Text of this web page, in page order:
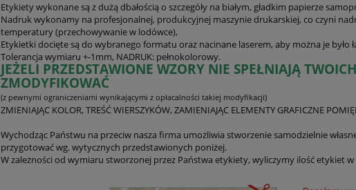
Etykiety wykonane są z dużą dbałością o szczegóły na białym, gładkim papierze
Nadruk wykonamy na profesjonalnej, produkcyjnej maszynie drukarskiej, co czyni
temperatury (przechowywanie w lodówce),
Etykietki docięte są do wybranego formatu oraz nacinane laserem, aby można je było
Tolerancja wymiaru +-1mm, NADRUK: pełnokolorowy.
JEŻELI PRZEDSTAWIONE WZORY NIE SPEŁNIAJĄ
ZMODYFIKOWAĆ
(z pewnymi ograniczeniami wynikającymi z opłacalności takiej modyfikacji)
ZMIENIAJĄC KOLOR, TREŚĆ WIERSZYKÓW, ZAMIENIAJĄC ELEMENTY GRAFICZNE
Wychodząc Państwu na przeciw nasza firma umożliwia stworzenie samodzielnie
przygotować wg. wytycznych przedstawionych poniżej.
W zależności od wymiaru stworzonej przez Państwa etykiety, wyliczymy ilość etykiet